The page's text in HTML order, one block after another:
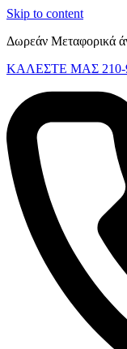
Skip to content
Δωρεάν Μεταφορικά
ΚΑΛΕΣΤΕ ΜΑΣ 210-